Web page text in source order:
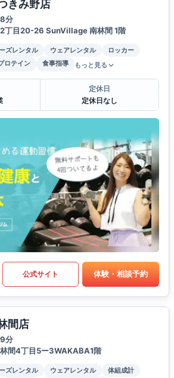
きみ野店
分
丁目20-26 SunVillage 南林間 1階
ズレンタル ウェアレンタル
ロッカー
ロテイン 食事指導 もっと見る
定休日
定休日なし
公式サイト 体験・相談予約
間店
分
間4丁目5ー3WAKABA1階
ズレンタル ウェアレンタル
体組成計